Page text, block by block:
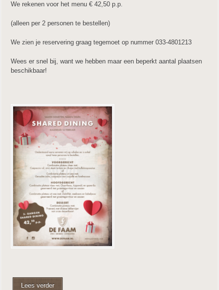
We rekenen voor het menu € 42,50 p.p.
(alleen per 2 personen te bestellen)
We zien je reservering graag tegemoet op nummer 033-4801213
Wees er snel bij, want we hebben maar een beperkt aantal plaatsen
beschikbaar!
Lees verder